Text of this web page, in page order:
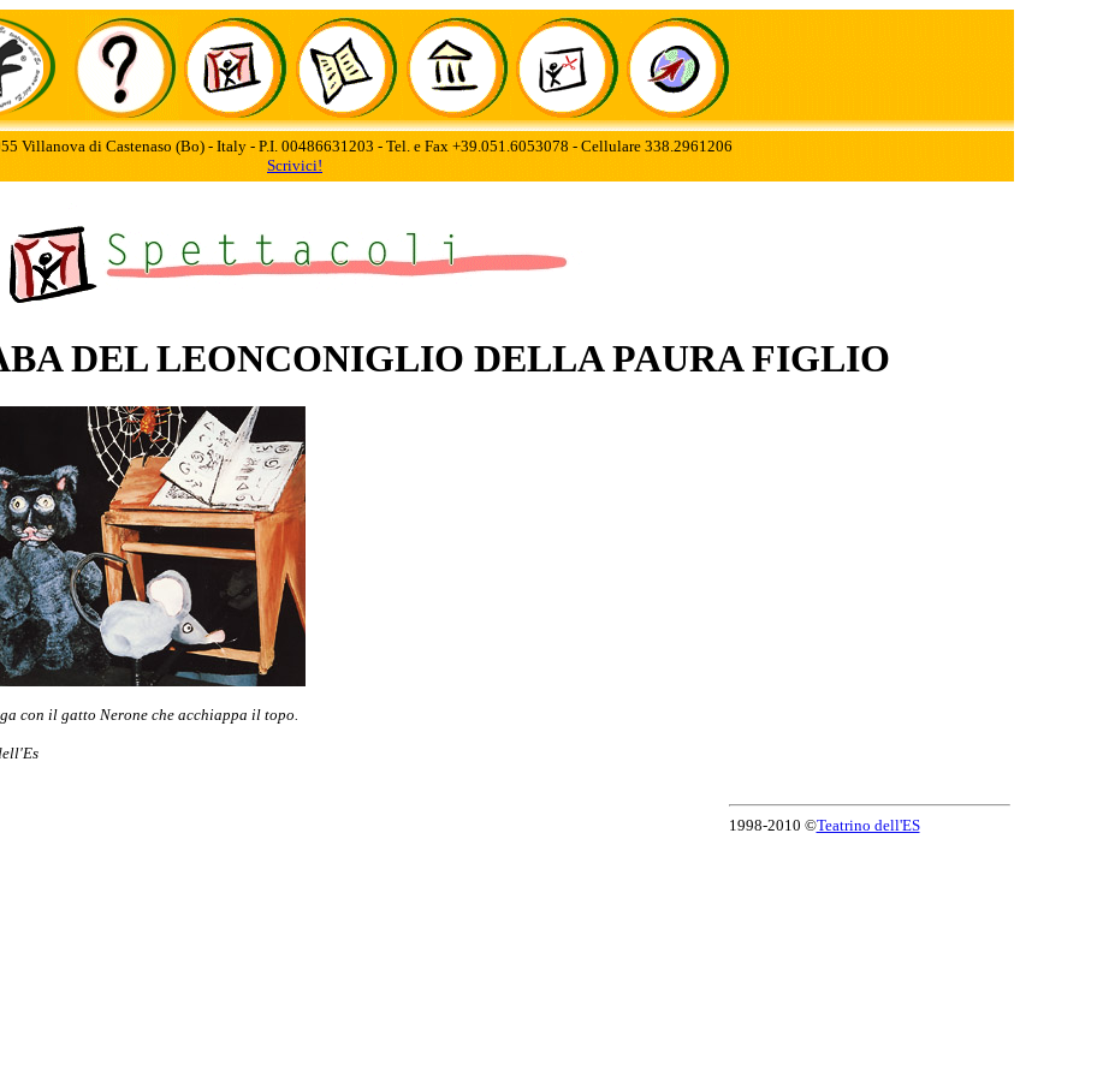
Villanova di Castenaso (Bo) - Italy - P.I. 00486631203 - Tel. e Fax +39.051.6053078 - Cellulare 338.2961206
Scrivici!
DEL LEONCONIGLIO DELLA PAURA FIGLIO
con il gatto Nerone che acchiappa il topo.
1998-2010 ©Teatrino dell'ES